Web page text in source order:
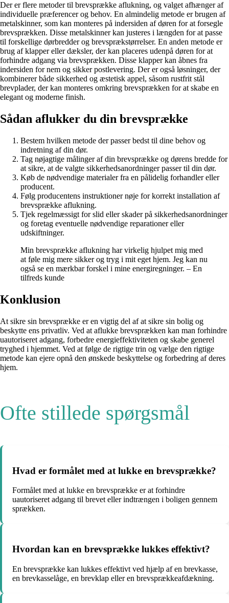
Der er flere metoder til brevsprække aflukning, og valget afhænger af
individuelle præferencer og behov. En almindelig metode er brugen af
metalskinner, som kan monteres på indersiden af døren for at forsegle
brevsprækken. Disse metalskinner kan justeres i længden for at passe
til forskellige dørbredder og brevsprækstørrelser. En anden metode er
brug af klapper eller dæksler, der kan placeres udenpå døren for at
forhindre adgang via brevsprækken. Disse klapper kan åbnes fra
indersiden for nem og sikker postlevering. Der er også løsninger, der
kombinerer både sikkerhed og æstetisk appel, såsom rustfrit stål
brevplader, der kan monteres omkring brevsprækken for at skabe en
elegant og moderne finish.
Sådan aflukker du din brevsprække
Bestem hvilken metode der passer bedst til dine behov og
indretning af din dør.
Tag nøjagtige målinger af din brevsprække og dørens bredde for
at sikre, at de valgte sikkerhedsanordninger passer til din dør.
Køb de nødvendige materialer fra en pålidelig forhandler eller
producent.
Følg producentens instruktioner nøje for korrekt installation af
brevsprække aflukning.
Tjek regelmæssigt for slid eller skader på sikkerhedsanordninger
og foretag eventuelle nødvendige reparationer eller
udskiftninger.
Min brevsprække aflukning har virkelig hjulpet mig med
at føle mig mere sikker og tryg i mit eget hjem. Jeg kan nu
også se en mærkbar forskel i mine energiregninger. – En
tilfreds kunde
Konklusion
At sikre sin brevsprække er en vigtig del af at sikre sin bolig og
beskytte ens privatliv. Ved at aflukke brevsprækken kan man forhindre
uautoriseret adgang, forbedre energieffektiviteten og skabe generel
tryghed i hjemmet. Ved at følge de rigtige trin og vælge den rigtige
metode kan ejere opnå den ønskede beskyttelse og forbedring af deres
hjem.
Ofte stillede spørgsmål
Hvad er formålet med at lukke en brevsprække?
Formålet med at lukke en brevsprække er at forhindre
uautoriseret adgang til brevet eller indtrængen i boligen gennem
sprækken.
Hvordan kan en brevsprække lukkes effektivt?
En brevsprække kan lukkes effektivt ved hjælp af en brevkasse,
en brevkasselåge, en brevklap eller en brevsprækkeafdækning.